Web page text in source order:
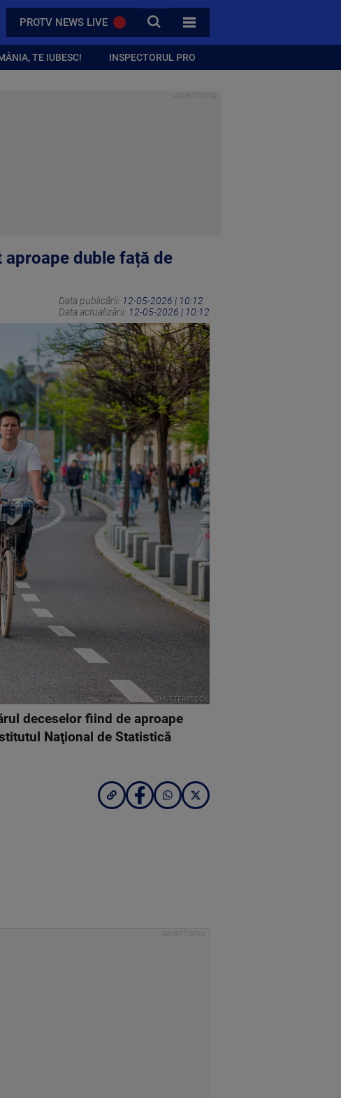
PROTV NEWS LIVE CAUTA
TOATE CATEGORIILE
TE IUBESC! INSPECTORUL PRO
aproape duble față de
Data publicării: 12-05-2026 | 10:12
Data actualizării: 12-05-2026 | 10:12
SHUTTERSTOCK
deceselor fiind de aproape
Naţional de Statistică